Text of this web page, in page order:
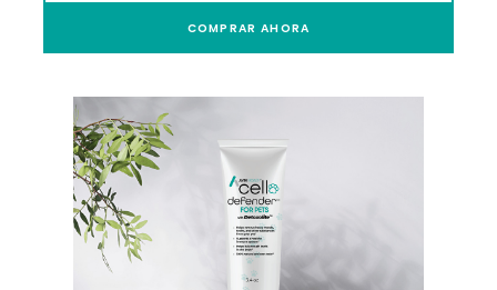
COMPRAR AHORA